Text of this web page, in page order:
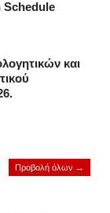
Schedule
και
Προβολή όλων →